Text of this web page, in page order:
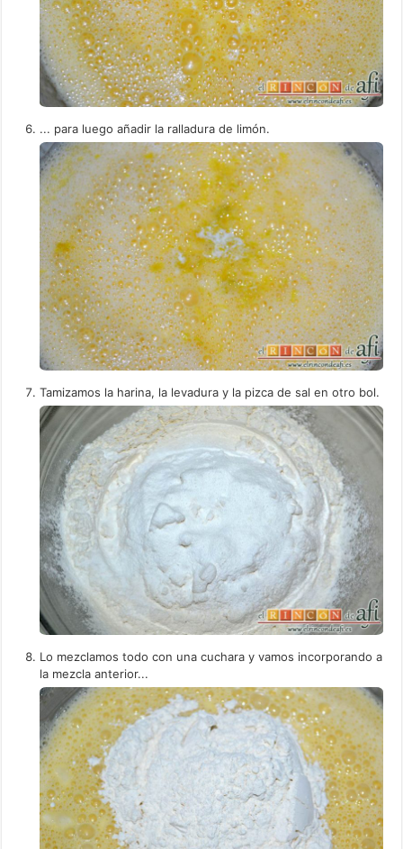
... para luego añadir la ralladura de limón.
Tamizamos la harina, la levadura y la pizca de sal en otro bol.
Lo mezclamos todo con una cuchara y vamos incorporando a
la mezcla anterior...